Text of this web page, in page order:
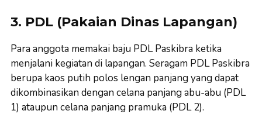
3. PDL (Pakaian Dinas Lapangan)
Para anggota memakai baju PDL Paskibra ketika
menjalani kegiatan di lapangan. Seragam PDL Paskibra
berupa kaos putih polos lengan panjang yang dapat
dikombinasikan dengan celana panjang abu-abu (PDL
1) ataupun celana panjang pramuka (PDL 2).